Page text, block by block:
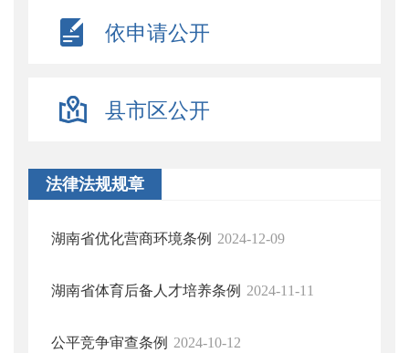
依申请公开
县市区公开
法律法规规章
湖南省优化营商环境条例 2024-12-09
湖南省体育后备人才培养条例 2024-11-11
公平竞争审查条例 2024-10-12